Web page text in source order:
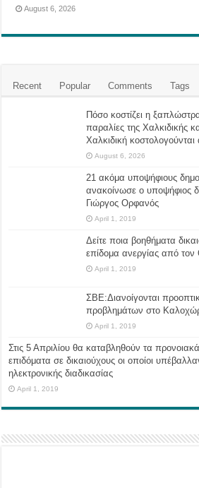
August 6, 2026
Recent Popular Comments Tags
Πόσο κοστίζει η
παραλίες της Χαλκιδικής
Χαλκιδική
August 6, 2026
21 ακόμα υποψήφιους
ανακοίνωσε ο υποψήφιος
Γιώργος Ορφανός
April 1, 2019
Δείτε ποια βοηθήματα
επίδομα ανεργίας από
April 1, 2019
ΣΒΕ:Διανοίγονται
προβλημάτων στο
April 1, 2019
Στις 5 Απριλίου θα καταβληθούν τα
επιδόματα σε δικαιούχους οι οποίοι
ηλεκτρονικής διαδικασίας
April 1, 2019